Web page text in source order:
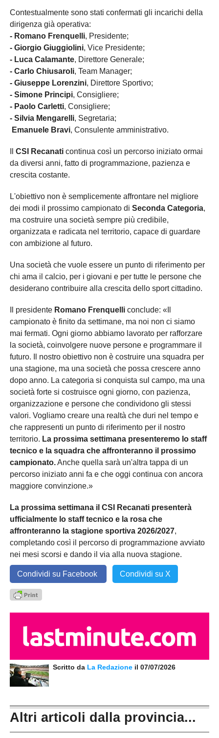
Contestualmente sono stati confermati gli incarichi della
dirigenza già operativa:
- Romano Frenquelli, Presidente;
- Giorgio Giuggiolini, Vice Presidente;
- Luca Calamante, Direttore Generale;
- Carlo Chiusaroli, Team Manager;
- Giuseppe Lorenzini, Direttore Sportivo;
- Simone Principi, Consigliere;
- Paolo Carletti, Consigliere;
- Silvia Mengarelli, Segretaria;
Emanuele Bravi, Consulente amministrativo.
CSI Recanati continua così un percorso iniziato ormai
da diversi anni, fatto di programmazione, pazienza e
crescita costante.
L'obiettivo non è semplicemente affrontare nel migliore
dei modi il prossimo campionato di Seconda Categoria,
ma costruire una società sempre più credibile,
organizzata e radicata nel territorio, capace di guardare
con ambizione al futuro.
Una società che vuole essere un punto di riferimento per
chi ama il calcio, per i giovani e per tutte le persone che
desiderano contribuire alla crescita dello sport cittadino.
Il presidente Romano Frenquelli conclude: «Il
campionato è finito da settimane, ma noi non ci siamo
mai fermati. Ogni giorno abbiamo lavorato per rafforzare
la società, coinvolgere nuove persone e programmare il
futuro. Il nostro obiettivo non è costruire una squadra per
una stagione, ma una società che possa crescere anno
dopo anno. La categoria si conquista sul campo, ma una
società forte si costruisce ogni giorno, con pazienza,
organizzazione e persone che condividono gli stessi
valori. Vogliamo creare una realtà che duri nel tempo e
che rappresenti un punto di riferimento per il nostro
territorio. La prossima settimana presenteremo lo staff
tecnico e la squadra che affronteranno il prossimo
campionato.Anche quella sarà un'altra tappa di un
percorso iniziato anni fa e che oggi continua con ancora
maggiore convinzione.»
La prossima settimana il CSI Recanati presenterà
ufficialmente lo staff tecnico e la rosa che
affronteranno la stagione sportiva 2026/2027,
completando così il percorso di programmazione avviato
nei mesi scorsi e dando il via alla nuova stagione.
Condividi su Facebook Condividi su X
Scritto da La Redazione il 07/07/2026
Altri articoli dalla provincia...